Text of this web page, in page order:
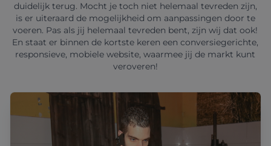
duidelijk terug. Mocht je toch niet helemaal tevreden zijn,
is er uiteraard de mogelijkheid om aanpassingen door te
voeren. Pas als jij helemaal tevreden bent, zijn wij dat ook!
En staat er binnen de kortste keren een conversiegerichte,
responsieve, mobiele website, waarmee jij de markt kunt
veroveren!